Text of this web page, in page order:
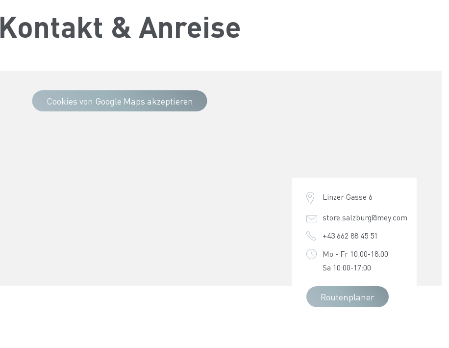
Kontakt & Anreise
Cookies von Google Maps akzeptieren
Linzer Gasse 6
store.salzburg@mey.com
+43 662 88 45 51
Mo - Fr 10:00-18:00
Sa 10:00-17:00
Routenplaner